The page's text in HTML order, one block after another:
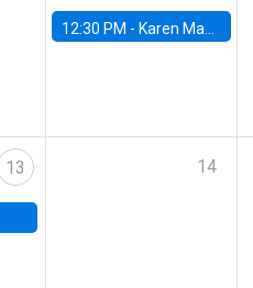
12:30 PM - Karen Macours, Paris School of Economics
13 14